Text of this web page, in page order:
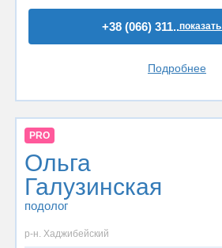
+38 (066) 311..
Подробнее
PRO
Ольга
Галузинская
подолог
р-н. Хаджибейский